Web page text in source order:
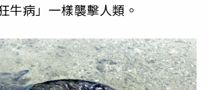
牛病」一樣襲擊人類。